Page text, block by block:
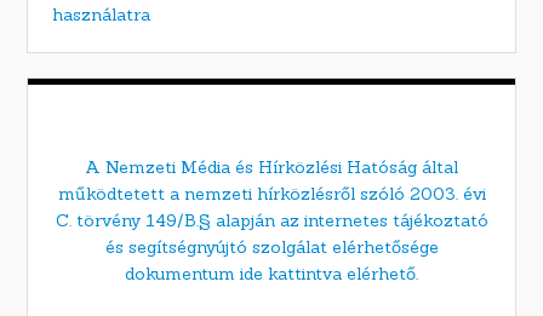
használatra
A Nemzeti Média és Hírközlési Hatóság által
működtetett a nemzeti hírközlésről szóló 2003. évi
C. törvény 149/B.§ alapján az internetes tájékoztató
és segítségnyújtó szolgálat elérhetősége
dokumentum ide kattintva elérhető.